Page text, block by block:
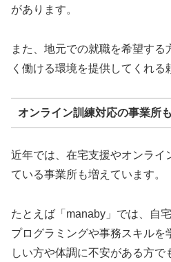
があります。
また、地元での就職を希望す
く働ける環境を提供してくれる
オンライン訓練対応の事業所
近年では、在宅支援やオンライ
ている事業所も増えています。
たとえば「manaby」では、自
プログラミングや事務スキルを
しい方や体調に不安がある方